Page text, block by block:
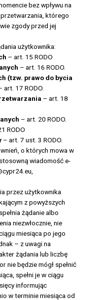
bez wpływu na
którego
zgody przed jej
użytkownika:
– art. 15 RODO
– art. 16 RODO.
(tzw. prawo do bycia
art. 17 RODO.
– art. 18
– art. 20 RODO.
RODO
– art. 7 ust. 3 RODO.
o których mowa w
wiadomość e-
przez użytkownika
z powyższych
żądanie albo
niezwłocznie, nie
miesiąca po jego
– z uwagi na
żądania lub liczbę
nie będzie mógł spełnić
spełni je w ciągu
informując
w terminie miesiąca od